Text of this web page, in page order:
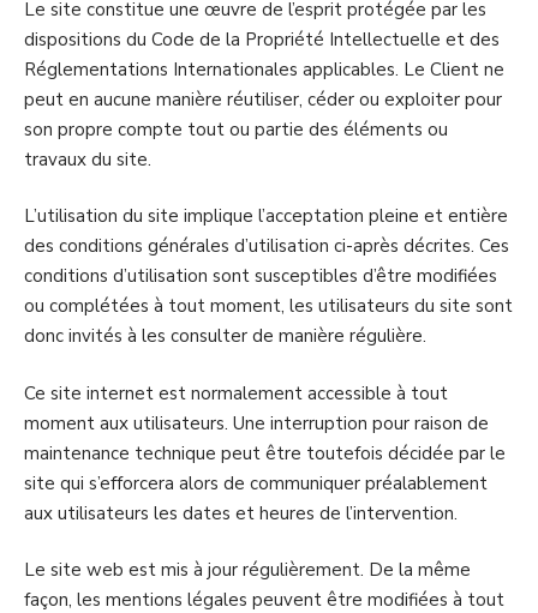
Le site constitue une œuvre de l’esprit protégée par les
dispositions du Code de la Propriété Intellectuelle et des
Réglementations Internationales applicables. Le Client ne
peut en aucune manière réutiliser, céder ou exploiter pour
son propre compte tout ou partie des éléments ou
travaux du site.
L’utilisation du site implique l’acceptation pleine et entière
des conditions générales d’utilisation ci-après décrites. Ces
conditions d’utilisation sont susceptibles d’être modifiées
ou complétées à tout moment, les utilisateurs du site sont
donc invités à les consulter de manière régulière.
Ce site internet est normalement accessible à tout
moment aux utilisateurs. Une interruption pour raison de
maintenance technique peut être toutefois décidée par le
site qui s’efforcera alors de communiquer préalablement
aux utilisateurs les dates et heures de l’intervention.
Le site web est mis à jour régulièrement. De la même
façon, les mentions légales peuvent être modifiées à tout